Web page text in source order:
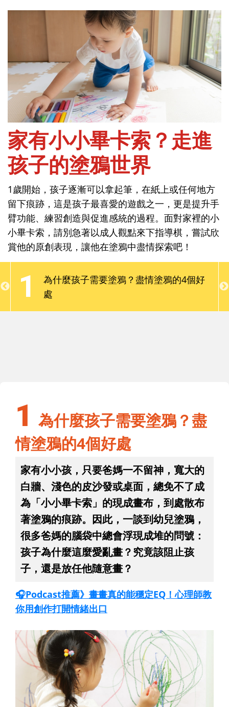
閱讀與遊戲-遊戲
家有小小畢卡索？走進
孩子的塗鴉世界
1歲開始，孩子逐漸可以拿起筆，在紙上或任何地方
留下痕跡，這是孩子最喜愛的遊戲之一，更是提升手
臂功能、練習創造與促進感統的過程。面對家裡的小
小畢卡索，請別急著以成人觀點來下指導棋，嘗試欣
賞他的原創表現，讓他在塗鴉中盡情探索吧！
1
為什麼孩子需要塗鴉？盡情塗鴉的4個好
處
家有小小畢卡索？走進
孩子的塗鴉世界
1歲開始，孩子逐漸可以拿起筆，在紙上或任何地方
留下痕跡，這是孩子最喜愛的遊戲之一，更是提升手
賞他的原創表現，讓他在塗鴉中盡情探索吧！
1 為什麼孩子需要塗鴉？盡
情塗鴉的4個好處
家有小小孩，只要爸媽一不留神，寬大的
白牆、淺色的皮沙發或桌面，總免不了成
為「小小畢卡索」的現成畫布，到處散布
著塗鴉的痕跡。因此，一談到幼兒塗鴉，
很多爸媽的腦袋中總會浮現成堆的問號：
孩子為什麼這麼愛亂畫？究竟該阻止孩
子，還是放任他隨意畫？
🎧Podcast推薦》畫畫真的能穩定EQ！心理師教
你用創作打開情緒出口